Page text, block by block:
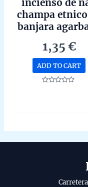
incienso de
champa
banjara
mano unidad
15g
1,35 €
ADD TO CART